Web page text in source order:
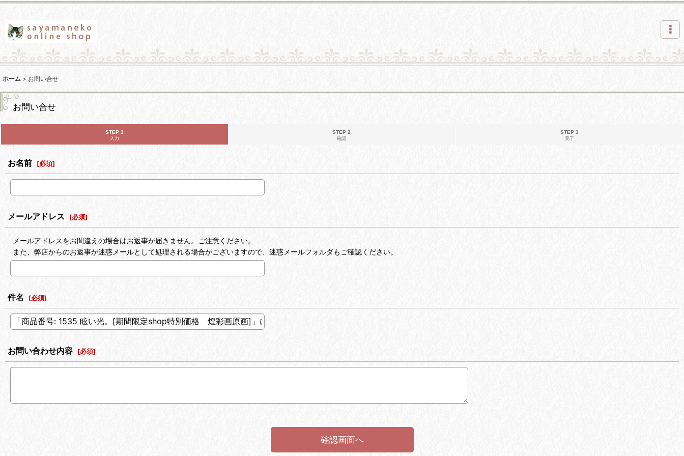
ホーム > お問い合せ
お問い合せ
STEP 1
入力
STEP 2
確認
STEP 3
完了
お名前 [必須]
メールアドレス [必須]
メールアドレスをお間違えの場合はお返事が届きません。ご注意ください。
また、弊店からのお返事が迷惑メールとして処理される場合がございますので、迷惑メールフォルダもご確認ください。
件名 [必須]
お問い合わせ内容 [必須]
確認画面へ